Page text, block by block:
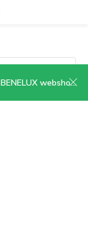
| CLICK HERE NOW!